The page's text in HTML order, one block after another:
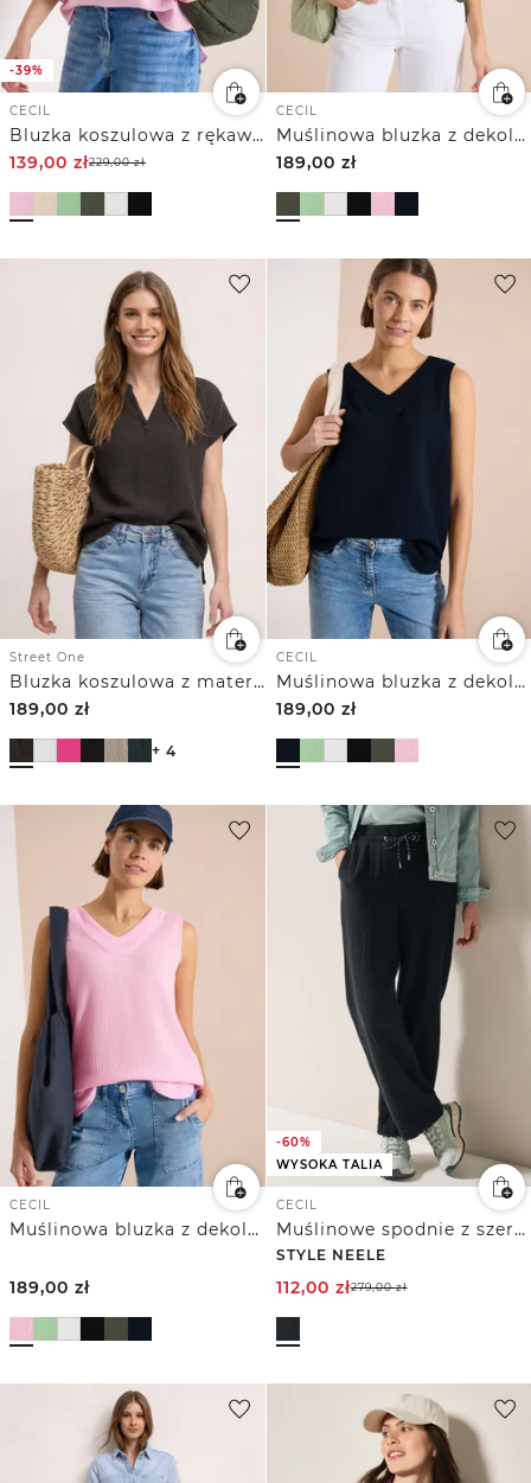
-39%
CECIL
Bluzka koszulowa z rękawem 3/4 z muślinowego materiału
139,00 zł229,00zł
CECIL
Muślinowa bluzka z dekoltem w szpic
189,00 zł
Street One
Bluzka koszulowa z materiału muślinowego
189,00 zł
+ 4
CECIL
Muślinowa bluzka z dekoltem w szpic
189,00 zł
CECIL
Muślinowa bluzka z dekoltem w szpic
189,00 zł
-60%
WYSOKA TALIA
CECIL
Muślinowe spodnie z szerokimi nogawkami
STYLE NEELE
112,00 zł279,00zł